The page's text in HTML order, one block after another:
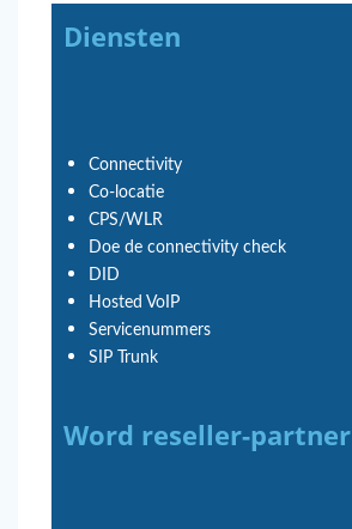
Diensten
Connectivity
Co-locatie
CPS/WLR
Doe de connectivity check
DID
Hosted VoIP
Servicenummers
SIP Trunk
Word reseller-partner